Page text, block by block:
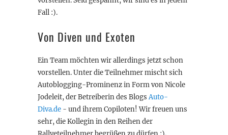
Fall :).
Von Diven und Exoten
Ein Team möchten wir allerdings jetzt schon
vorstellen. Unter die Teilnehmer mischt sich
Autoblogging-Prominenz in Form von Nicole
Jodeleit, der Betreiberin des BlogsAuto-
Diva.de - und ihrem Copiloten! Wir freuen uns
sehr, die Kollegin in den Reihen der